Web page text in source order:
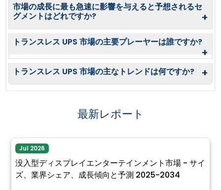
市場の成長に最も急速に影響を与えると予想されるセ
グメントはどれですか?
+
トランスレス UPS 市場の主要プレーヤーは誰ですか?
+
トランスレス UPS 市場の主なトレンドは何ですか? +
最新レポート
Jul 2026
没入型ディスプレイエンターテインメント市場 - サイ
ズ、業界シェア、成長傾向と予測 2025-2034